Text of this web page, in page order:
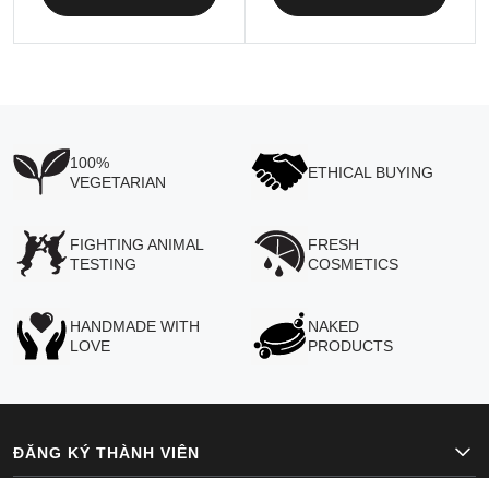
100%
VEGETARIAN
ETHICAL BUYING
FIGHTING ANIMAL
TESTING
FRESH
COSMETICS
HANDMADE WITH
LOVE
NAKED
PRODUCTS
ĐĂNG KÝ THÀNH VIÊN